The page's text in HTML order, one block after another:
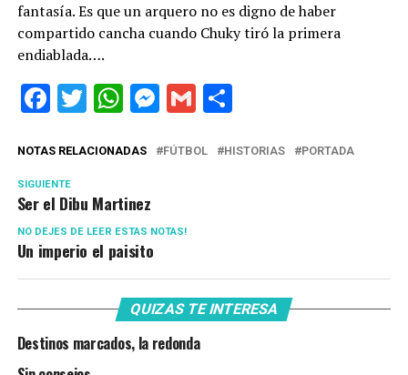
fantasía. Es que un arquero no es digno de haber
compartido cancha cuando Chuky tiró la primera
endiablada….
Facebook
Twitter
WhatsApp
Messenger
GmailShare
NOTAS RELACIONADAS FÚTBOL HISTORIAS PORTADA
SIGUIENTE
Ser el Dibu Martinez
NO DEJES DE LEER ESTAS NOTAS!
Un imperio el paisito
QUIZAS TE INTERESA
Destinos marcados, la redonda